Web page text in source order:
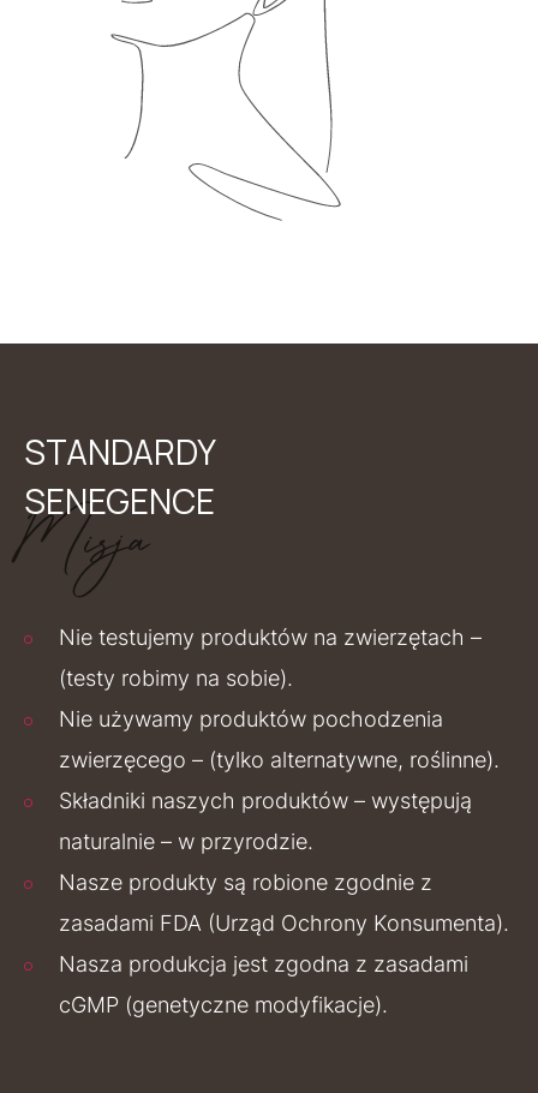
STANDARDY
SENEGENCE
Misja
Nie testujemy produktów na zwierzętach –
(testy robimy na sobie).
Nie używamy produktów pochodzenia
zwierzęcego – (tylko alternatywne, roślinne).
Składniki naszych produktów – występują
naturalnie – w przyrodzie.
Nasze produkty są robione zgodnie z
zasadami FDA (Urząd Ochrony Konsumenta).
Nasza produkcja jest zgodna z zasadami
cGMP (genetyczne modyfikacje).